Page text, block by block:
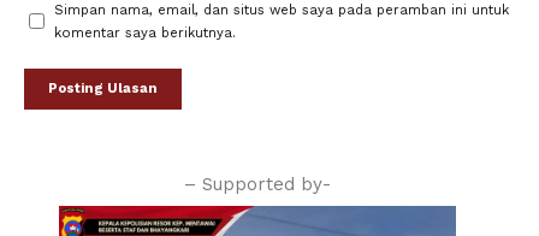
Simpan nama, email, dan situs web saya pada peramban ini untuk
komentar saya berikutnya.
– Supported by-